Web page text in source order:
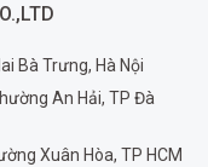
Bà Trưng, Hà Nội
An Hải, TP Đà
Xuân Hòa, TP HCM